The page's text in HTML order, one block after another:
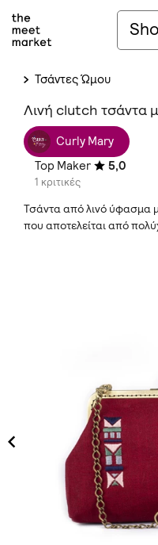
Τσάντες Ώμου
Λινή clutch τσάντα
Curly Mary
Top Maker
5,0
1 κριτικές
Τσάντα από λινό ύφασμα
που αποτελείται από